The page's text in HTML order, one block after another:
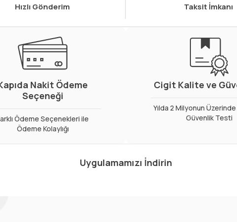
Hızlı Gönderim Taksit İmkanı
Nakit Ödeme
Seçeneği
Ödeme Seçenekleri ile
Ödeme Kolaylığı
Cigit Kalite ve
Yılda 2 Milyonun
Güvenlik Testi
Uygulamamızı İndirin